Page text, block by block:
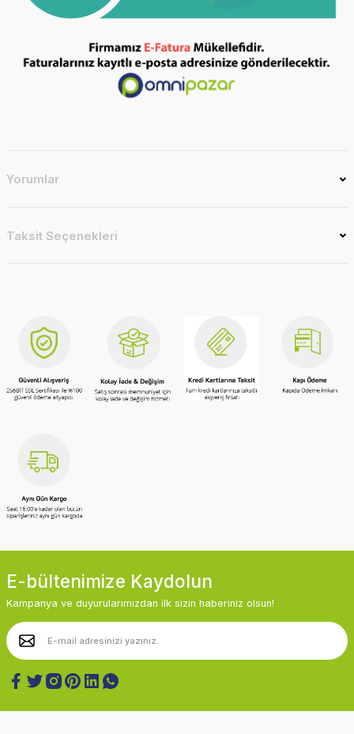
Yorumlar
Taksit Seçenekleri
E-bültenimize Kaydolun
Kampanya ve duyurularımızdan ilk sizin haberiniz olsun!